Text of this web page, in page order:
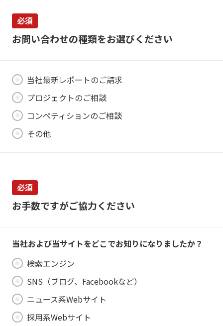
お問い合わせの種類をお選びください
必須
当社最新レポートのご請求
プロジェクトのご相談
コンペティションのご相談
その他
お手数ですがご協力ください
必須
当社および当サイトをどこでお知りになりましたか？
検索エンジン
SNS（ブログ、Facebookなど）
ニュース系Webサイト
採用系Webサイト